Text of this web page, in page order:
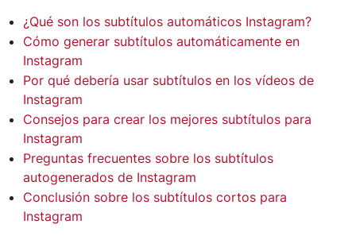
¿Qué son los subtítulos automáticos Instagram?
Cómo generar subtítulos automáticamente en
Instagram
Por qué debería usar subtítulos en los vídeos de
Instagram
Consejos para crear los mejores subtítulos para
Instagram
Preguntas frecuentes sobre los subtítulos
autogenerados de Instagram
Conclusión sobre los subtítulos cortos para
Instagram